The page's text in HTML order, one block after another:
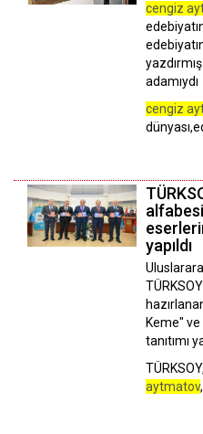
cengiz
adamıydı
cengiz
yapıldı
Keme" ve
tanıtımı
aytmatov